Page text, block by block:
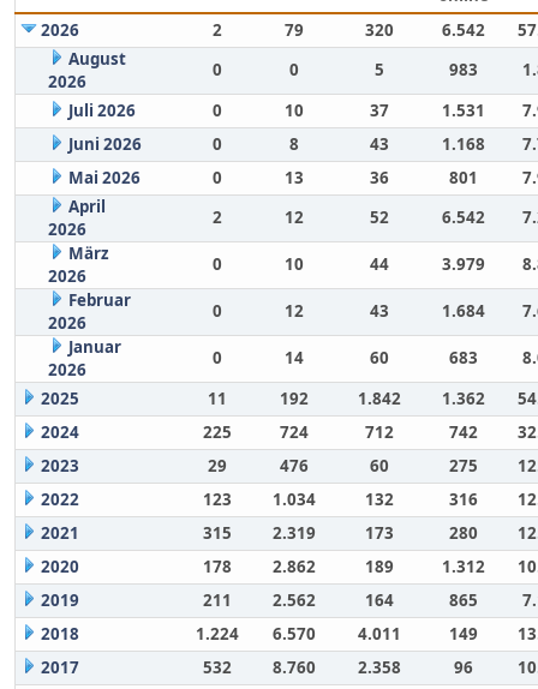
2026
2 79 320 6.542
August
2026
0 0 5 983
Juli 2026
0 10 37 1.531
Juni 2026
0 8 43 1.168
Mai 2026
0 13 36 801
April
2026
2 12 52 6.542
März
2026
0 10 44 3.979
Februar
2026
0 12 43 1.684
Januar
2026
0 14 60 683
2025
11 192 1.842 1.362
2024
225 724 712 742
2023
29 476 60 275
2022
123 1.034 132 316
2021
315 2.319 173 280
2020
178 2.862 189 1.312
2019
211 2.562 164 865
2018
1.224 6.570 4.011 149
2017
532 8.760 2.358 96